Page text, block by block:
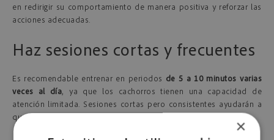
en redirigir su comportamiento de manera positiva y reforzar las
acciones adecuadas.
Haz sesiones cortas y frecuentes
Es recomendable entrenar en periodos de 5 a 10 minutos varias
veces al día, ya que los cachorros tienen una capacidad de
atención limitada. Sesiones cortas pero consistentes ayudarán a
que asocie mejor los comandos con las recompensas.
×